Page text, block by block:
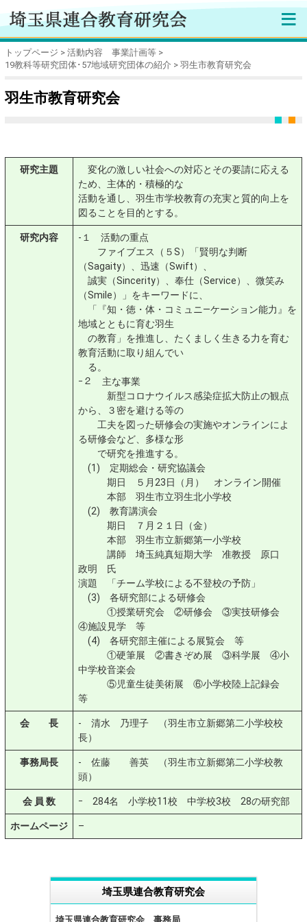
≡
トップページ
活動内容 事業計画等
19教科等研究団体･57地域研究団体の紹介
羽生市教育研究会
羽生市教育研究会
研究主題
変化の激しい社会への対応とその要請に応える
ため、主体的・積極的な
活動を通し、羽生市学校教育の充実と質的向上を
図ることを目的とする。
研究内容
-１ 活動の重点
ファイブエス（５S）「賢明な判断
（Sagaity）、迅速（Swift）、
誠実（Sincerity）、奉仕（Service）、微笑み
（Smile）」をキーワードに、
「『知・徳・体・コミュニ―ケーション能力』を
地域とともに育む羽生
の教育」を推進し、たくましく生きる力を育む
教育活動に取り組んでい
る。
ｰ２ 主な事業
新型コロナウイルス感染症拡大防止の観点
から、３密を避ける等の
工夫を図った研修会の実施やオンラインによ
る研修会など、多様な形
で研究を推進する。
(1) 定期総会・研究協議会
期日 ５月23日（月） オンライン開催
本部 羽生市立羽生北小学校
(2) 教育講演会
期日 ７月２１日（金）
本部 羽生市立新郷第一小学校
講師 埼玉純真短期大学 准教授 原口
政明 氏
演題 「チーム学校による不登校の予防」
(3) 各研究部による研修会
①授業研究会 ②研修会 ③実技研修会
④施設見学 等
(4) 各研究部主催による展覧会 等
①硬筆展 ②書きぞめ展 ③科学展 ④小
中学校音楽会
⑤児童生徒美術展 ⑥小学校陸上記録会
等
会 長
- 清水 乃理子 （羽生市立新郷第二小学校校
長）
事務局長
- 佐藤 善英 （羽生市立新郷第二小学校教
頭）
会 員 数 ｰ 284名 小学校11校 中学校3校 28の研究部
ホームページ –
埼玉県連合教育研究会
埼玉県連合教育研究会 事務局